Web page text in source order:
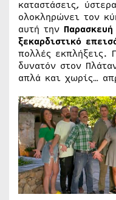
καταστάσεις,
ολοκληρώνει τον
αυτή την
ξεκαρδιστικό
πολλές εκπλήξεις.
δυνατόν στον
απλά και χωρίς…